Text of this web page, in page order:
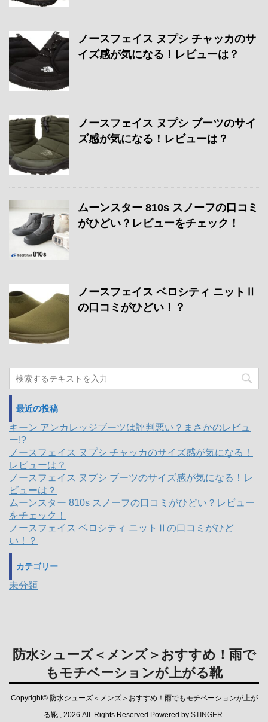
ノースフェイス ヌプシ チャッカのサ
イズ感が気になる！レビューは？
ノースフェイス ヌプシ ブーツのサイ
ズ感が気になる！レビューは？
ムーンスター 810s スノーフの口コミ
がひどい？レビューをチェック！
ノースフェイス ベロシティ ニットⅡ
の口コミがひどい！？
最近の投稿
キーン アンカレッジブーツは評判悪い？まさかのレビュ
ー!?
ノースフェイス ヌプシ チャッカのサイズ感が気になる！
レビューは？
ノースフェイス ヌプシ ブーツのサイズ感が気になる！レ
ビューは？
ムーンスター 810s スノーフの口コミがひどい？レビュー
をチェック！
ノースフェイス ベロシティ ニットⅡの口コミがひど
い！？
カテゴリー
未分類
防水シューズ＜メンズ＞おすすめ！雨で
もモチベーションが上がる靴
Copyright© 防水シューズ＜メンズ＞おすすめ！雨でもモチベーションが上が
る靴 , 2026 All Rights Reserved Powered by STINGER.